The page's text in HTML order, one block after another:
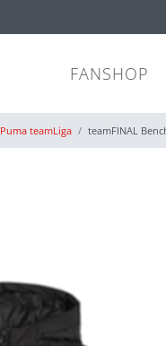
FANSHOP
Puma teamLiga teamFINAL